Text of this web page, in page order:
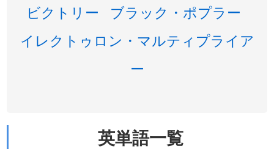
ビクトリー
ブラック・ポプラー
イレクトゥロン・マルティプライア
ー
英単語一覧